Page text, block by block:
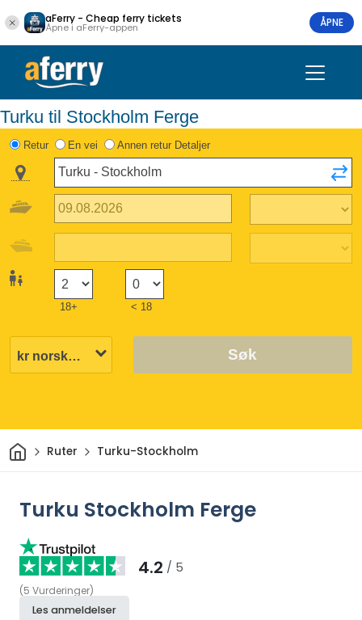
aFerry - Cheap ferry tickets
Åpne i aFerry-appen ÅPNE
Turku til Stockholm Ferge
Retur En vei Annen retur Detaljer
18+ < 18
Søk
HjemRuter Turku-Stockholm
Turku Stockholm Ferge
4.2 / 5
(5 Vurderinger)
Les anmeldelser